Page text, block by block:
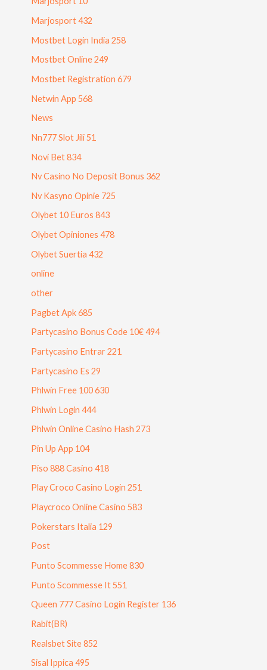
Marjosport 432
Mostbet Login India 258
Mostbet Online 249
Mostbet Registration 679
Netwin App 568
News
Nn777 Slot Jili 51
Novi Bet 834
Nv Casino No Deposit Bonus 362
Nv Kasyno Opinie 725
Olybet 10 Euros 843
Olybet Opiniones 478
Olybet Suertia 432
online
other
Pagbet Apk 685
Partycasino Bonus Code 10€ 494
Partycasino Entrar 221
Partycasino Es 29
Phlwin Free 100 630
Phlwin Login 444
Phlwin Online Casino Hash 273
Pin Up App 104
Piso 888 Casino 418
Play Croco Casino Login 251
Playcroco Online Casino 583
Pokerstars Italia 129
Post
Punto Scommesse Home 830
Punto Scommesse It 551
Queen 777 Casino Login Register 136
Rabit(BR)
Realsbet Site 852
Sisal Ippica 495